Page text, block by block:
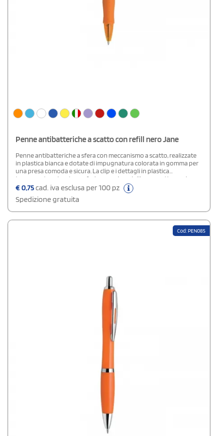
Penne antibatteriche a scatto con refill nero Jane
Penne antibatteriche a sfera con meccanismo a scatto, realizzate
in plastica bianca e dotate di impugnatura colorata in gomma per
una presa comoda e sicura. La clip e i dettagli in plastica
trasparente colorata conferiscono ai modelli un aspetto moderno
e vivace. Fornite con refill a inchiostro nero, sono ideali per l’utilizzo
quotidiano in uffici, strutture sanitarie, eventi e campagne
promozionali.
€0,75cad. iva esclusa per 100 pz
Spedizione gratuita
Cod: PEN085